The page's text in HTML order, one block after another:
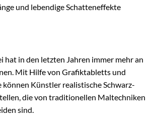
und lebendige Schatteneffekte
hat in den letzten Jahren immer mehr an
Mit Hilfe von Grafiktabletts und
können Künstler realistische Schwarz-
die von traditionellen Maltechniken
sind.